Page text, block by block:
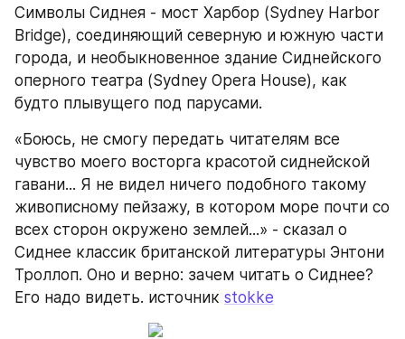
Символы Сиднея - мост Харбор (Sydney Harbor
Bridge), соединяющий северную и южную части
города, и необыкновенное здание Сиднейского
оперного театра (Sydney Opera House), как
будто плывущего под парусами.
«Боюсь, не смогу передать читателям все
чувство моего восторга красотой сиднейской
гавани... Я не видел ничего подобного такому
живописному пейзажу, в котором море почти со
всех сторон окружено землей...» - сказал о
Сиднее классик британской литературы Энтони
Троллоп. Оно и верно: зачем читать о Сиднее?
Его надо видеть. источник stokke